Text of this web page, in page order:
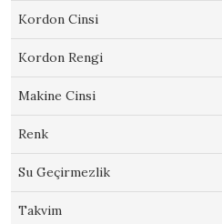
Kordon Cinsi
Kordon Rengi
Makine Cinsi
Renk
Su Geçirmezlik
Takvim